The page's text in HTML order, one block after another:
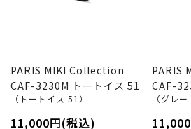
PARIS MIKI Collection
CAF-3230M トートイス 51
（トートイス 51）
11,000円(税込)
PARIS
CAF-
（グレー